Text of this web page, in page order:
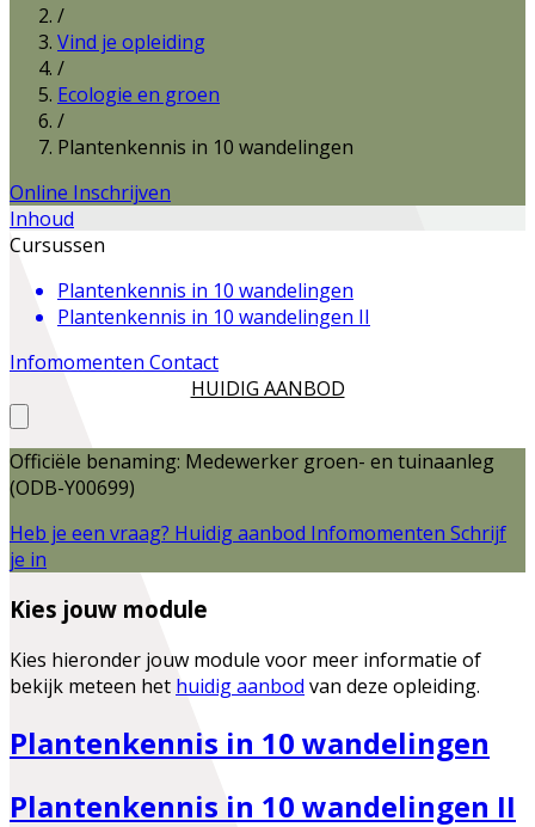
/
Vind je opleiding
/
Ecologie en groen
/
Plantenkennis in 10 wandelingen
Online Inschrijven
Inhoud
Cursussen
Plantenkennis in 10 wandelingen
Plantenkennis in 10 wandelingen II
Infomomenten Contact
HUIDIG AANBOD
Officiële benaming: Medewerker groen- en tuinaanleg
(ODB-Y00699)
Heb je een vraag? Huidig aanbod Infomomenten Schrijf
je in
Kies jouw module
Kies hieronder jouw module voor meer informatie of
bekijk meteen het huidig aanbod van deze opleiding.
Plantenkennis in 10 wandelingen
Plantenkennis in 10 wandelingen II